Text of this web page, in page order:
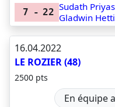
7 - 22 Sudath
Gladwin
16.04.2022
LE ROZIER (48)
2500 pts
En équipe